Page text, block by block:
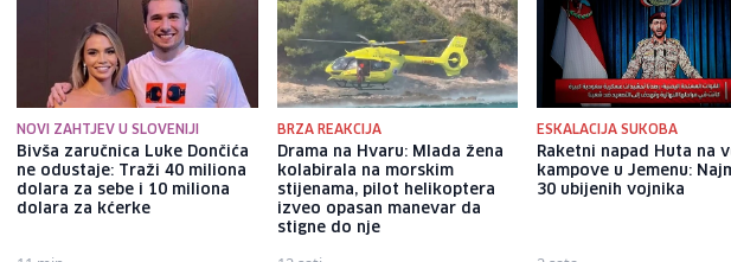
NOVI ZAHTJEV U SLOVENIJI
Bivša zaručnica Luke Dončića
ne odustaje: Traži 40 miliona
dolara za sebe i 10 miliona
dolara za kćerke
BRZA REAKCIJA
Drama na Hvaru: Mlada žena
kolabirala na morskim
stijenama, pilot helikoptera
izveo opasan manevar da
stigne do nje
ESKALACIJA SUKOBA
Raketni napad Huta na
kampove u Jemenu:
30 ubijenih vojnika